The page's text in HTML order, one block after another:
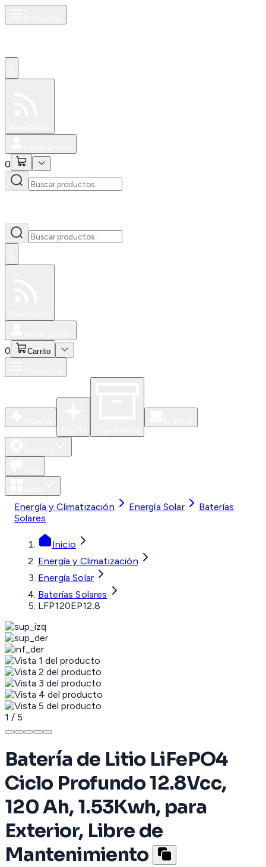
0
0 Carrito
Energía y Climatización Energía Solar
Baterías
Solares
Inicio
Energía y Climatización
Energía Solar
Baterías Solares
LFP120EP12.8
1 / 5
Batería de Litio LiFePO4
Ciclo Profundo 12.8Vcc,
120 Ah, 1.53Kwh, para
Exterior, Libre de
Mantenimiento